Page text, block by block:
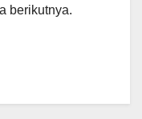
berikutnya.